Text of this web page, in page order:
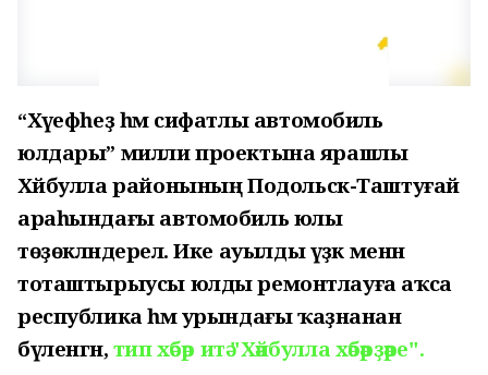
“Хәүефһеҙ һәм сифатлы автомобиль
юлдары” милли проектына ярашлы
Хәйбулла районының Подольск-Таштуғай
араһындағы автомобиль юлы
төҙөкләндерелә. Ике ауылды үҙәк менән
тоташтырыусы юлды ремонтлауға аҡса
республика һәм урындағы ҡаҙнанан
бүленгән, тип хәбәр итә "Хәйбулла хәбәрҙәре".